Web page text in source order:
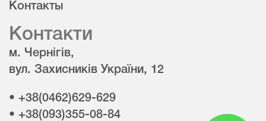
Контакты
Контакти
м. Чернігів,
вул. Захисників України, 12
• +38(0462)629-629
• +38(093)355-08-84